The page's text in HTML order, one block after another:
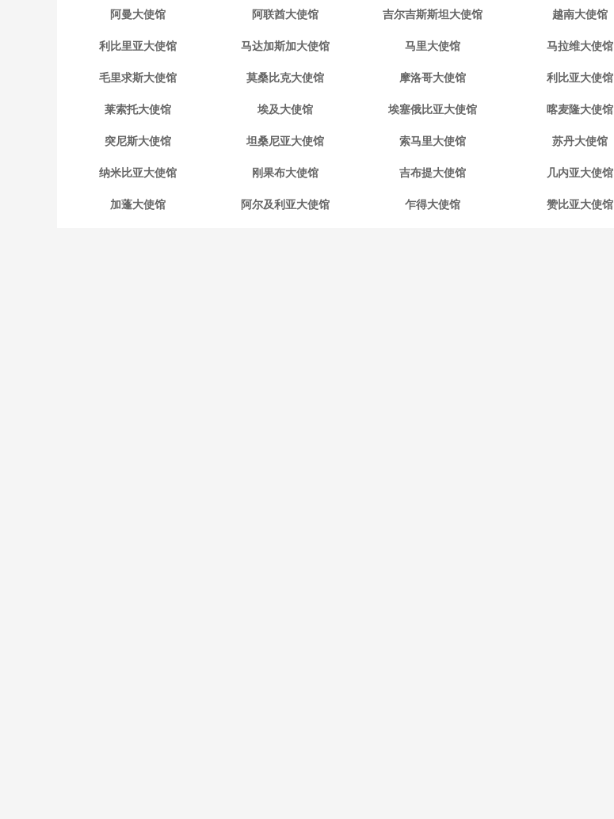
阿曼大使馆 阿联酋大使馆 吉尔吉斯斯坦大使馆 越南大使馆
利比里亚大使馆 马达加斯加大使馆 马里大使馆 马拉维大使馆
毛里求斯大使馆 莫桑比克大使馆 摩洛哥大使馆 利比亚大使馆
莱索托大使馆 埃及大使馆 埃塞俄比亚大使馆 喀麦隆大使馆
突尼斯大使馆 坦桑尼亚大使馆 索马里大使馆 苏丹大使馆
纳米比亚大使馆 刚果布大使馆 吉布提大使馆 几内亚大使馆
加蓬大使馆 阿尔及利亚大使馆 乍得大使馆 赞比亚大使馆